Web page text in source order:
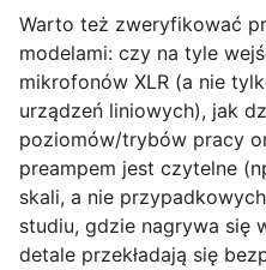
Warto też zweryfikować
modelami: czy na tyle
mikrofonów XLR (a nie
urządzeń liniowych), jak
poziomów/trybów pracy
preampem jest czytelne
skali, a nie
studiu, gdzie nagrywa się
detale przekładają się